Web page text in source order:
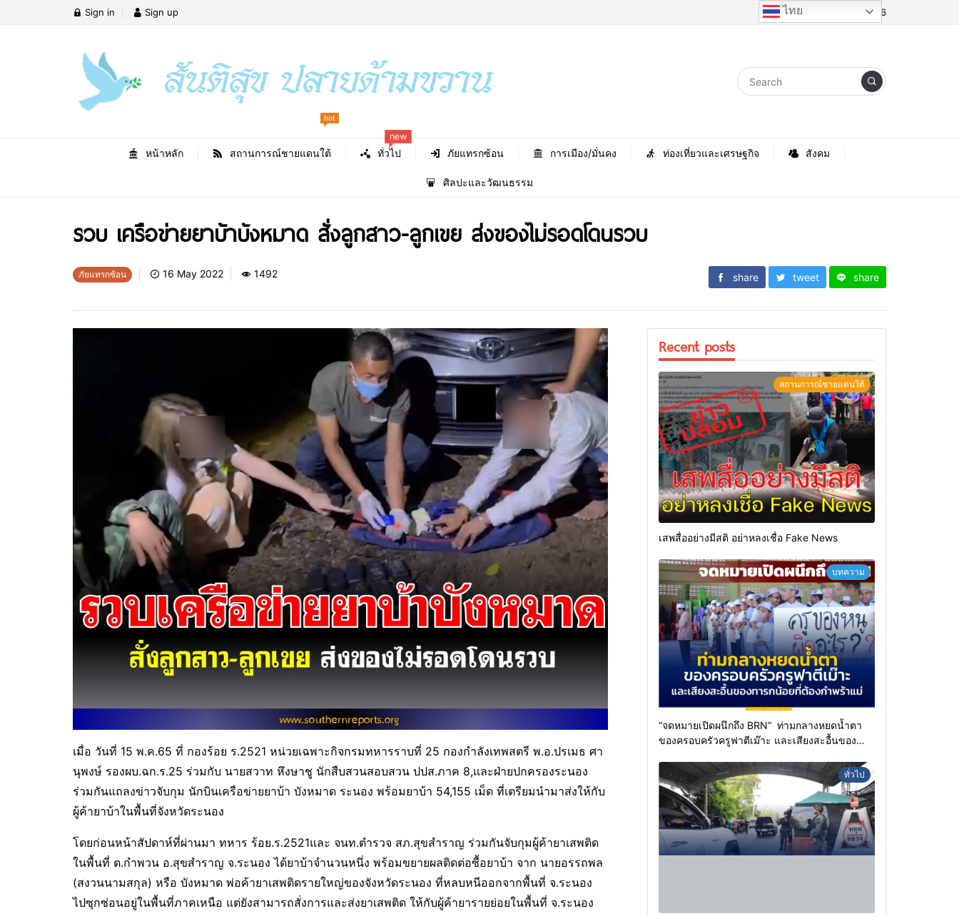
Sign in Sign up Thursday, 6 August 2026
หน้าหลัก สถานการณ์ชายแดนใต้ ทั่วไป
new
ภัยแทรกซ้อน การเมือง/มั่นคง ท่องเที่ยวและเศรษฐกิจ สังคม
ศิลปะและวัฒนธรรม
รวบ เครือข่ายยาบ้าบังหมาด สั่งลูกสาว-ลูกเขย ส่งของไม่รอดโดนรวบ
ภัยแทรกซ้อน 16 May 2022 1492 share tweet share
เมื่อ วันที่ 15 พ.ค.65 ที่ กองร้อย ร.2521 หน่วยเฉพาะกิจกรมทหารราบที่ 25 กองกำลังเทพสตรี พ.อ.ปรเมธ ศา
นุพงษ์ รองผบ.ฉก.ร.25 ร่วมกับ นายสวาท หึงษาชู นักสืบสวนสอบสวน ปปส.ภาค 8,และฝ่ายปกครองระนอง
ร่วมกันแถลงข่าวจับกุม นักบินเครือข่ายยาบ้า บังหมาด ระนอง พร้อมยาบ้า 54,155 เม็ด ที่เตรียมนำมาส่งให้กับ
ผู้ค้ายาบ้าในพื้นที่จังหวัดระนอง
โดยก่อนหน้าสัปดาห์ที่ผ่านมา ทหาร ร้อย.ร.2521และ จนท.ตำรวจ สภ.สุขสำราญ ร่วมกันจับกุมผู้ค้ายาเสพติด
ในพื้นที่ ต.กำพวน อ.สุขสำราญ จ.ระนอง ได้ยาบ้าจำนวนหนึ่ง พร้อมขยายผลติดต่อซื้อยาบ้า จาก นายอรรถพล
(สงวนนามสกุล) หรือ บังหมาด พ่อค้ายาเสพติดรายใหญ่ของจังหวัดระนอง ที่หลบหนีออกจากพื้นที่ จ.ระนอง
ไปซุกซ่อนอยู่ในพื้นที่ภาคเหนือ แต่ยังสามารถสั่งการและส่งยาเสพติด ให้กับผู้ค้ายารายย่อยในพื้นที่ จ.ระนอง
Recent posts
สถานการณ์ชายแดนใต้
เสพสื่ออย่างมีสติ อย่าหลงเชื่อ Fake News
บทความ
“จดหมายเปิดผนึกถึง BRN” ท่ามกลางหยดน้ำตา
ของครอบครัวครูฟาตีเม๊าะ และเสียงสะอื้นของ
ทั่วไป
ไทย